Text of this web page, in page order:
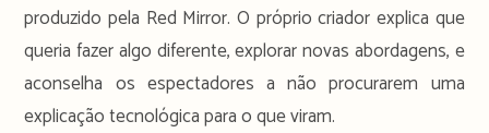
produzido pela Red Mirror. O próprio criador explica que
queria fazer algo diferente, explorar novas abordagens, e
aconselha os espectadores a não procurarem uma
explicação tecnológica para o que viram.